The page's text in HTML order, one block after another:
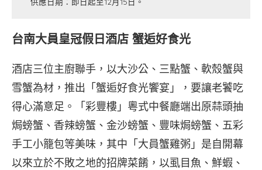
台南大員皇冠假日酒店 蟹逅好食光
酒店三位主廚聯手，以大沙公、三點蟹、軟殼蟹與
雪蟹為材，推出「蟹逅好食光饗宴」，要讓老饕吃
得心滿意足。「彩豐樓」粵式中餐廳端出原蒜頭抽
焗螃蟹、香辣螃蟹、金沙螃蟹、豐味焗螃蟹、五彩
手工小籠包等美味，其中「大員蟹雞粥」是自開幕
以來立於不敗之地的招牌菜餚，以虱目魚、鮮蝦、